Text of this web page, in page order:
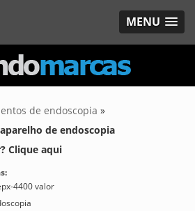
MENU
de endoscopia »
de endoscopia
Clique aqui
4400 valor